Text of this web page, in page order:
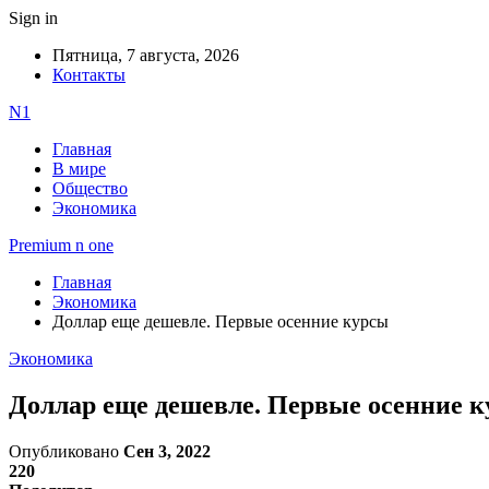
Sign in
Пятница, 7 августа, 2026
Контакты
N1
Главная
В мире
Общество
Экономика
Premium n one
Главная
Экономика
Доллар еще дешевле. Первые осенние курсы
Экономика
Доллар еще дешевле. Первые осенние
Опубликовано Сен 3, 2022
220